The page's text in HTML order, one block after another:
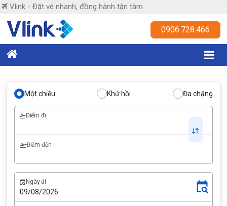
Skip
content
Vlink - Đặt vé nhanh, đồng hành tận tâm
Vlink
nhanh,
đồng
hành
tâm
0906.728.466
Một chiều Khứ hồi Đa chặng
Điểm đi
Điểm đến
Ngày đi